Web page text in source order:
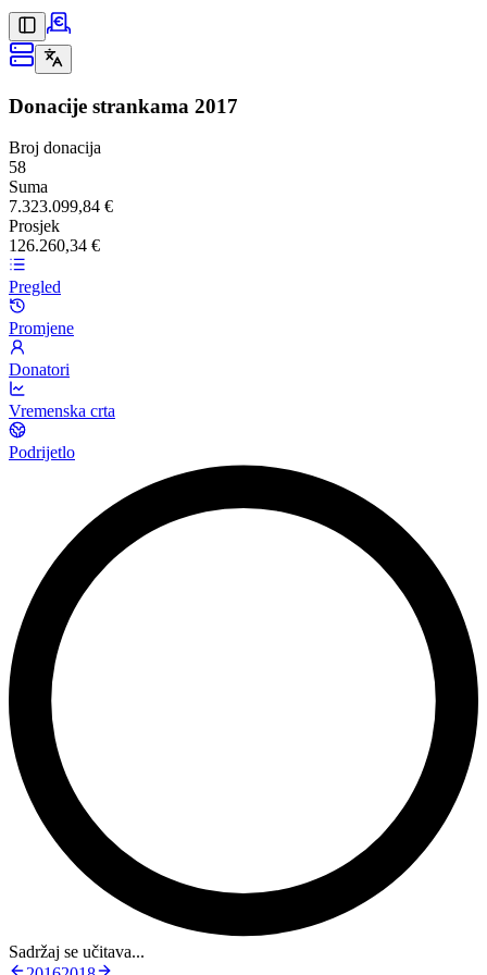
Donacije strankama 2017
Broj donacija
58
Suma
7.323.099,84 €
Prosjek
126.260,34 €
Pregled
Promjene
Donatori
Vremenska crta
Podrijetlo
Sadržaj se učitava...